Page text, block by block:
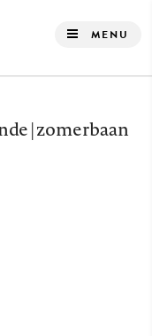
MENU
| zomerbaan